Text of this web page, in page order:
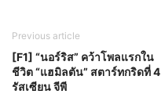
Previous article
[F1] “นอร์ริส” คว้าโพลแรกใน
ชีวิต “แฮมิลตัน” สตาร์ทกริดที่ 4
รัสเซียน จีพี